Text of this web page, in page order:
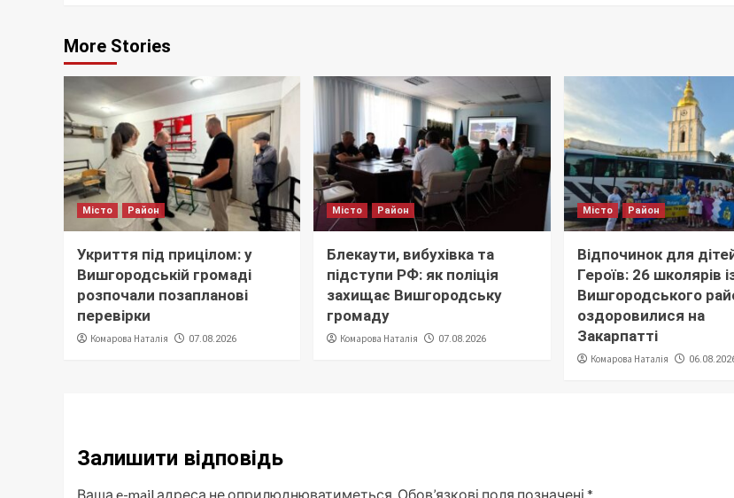
More Stories
Місто Район
Укриття під прицілом: у
Вишгородській громаді
розпочали позапланові
перевірки
Комарова Наталія 07.08.2026
Місто Район
Блекаути, вибухівка та
підступи РФ: як поліція
захищає Вишгородську
громаду
Комарова Наталія 07.08.2026
Місто Район
Відпочинок для
Героїв: 26 школярів
Вишгородського
оздоровилися на
Закарпатті
Комарова Наталія
Залишити відповідь
Ваша e-mail адреса не оприлюднюватиметься. Обов’язкові поля позначені *